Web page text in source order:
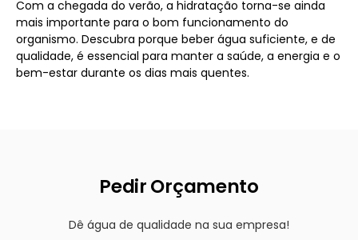
Com a chegada do verão, a hidratação torna-se ainda
mais importante para o bom funcionamento do
organismo. Descubra porque beber água suficiente, e de
qualidade, é essencial para manter a saúde, a energia e o
bem-estar durante os dias mais quentes.
Pedir Orçamento
Dê água de qualidade na sua empresa!